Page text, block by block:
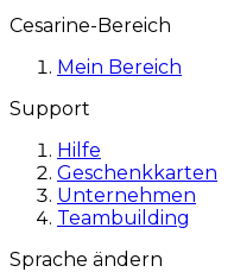
Cesarine-Bereich
Mein Bereich
Support
Hilfe
Geschenkkarten
Unternehmen
Teambuilding
Sprache ändern